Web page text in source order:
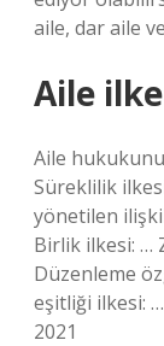
aile, dar aile
Aile
Aile
Süreklilik
yönetilen
Birlik ilkesi: …
Düzenleme
eşitliği ilkesi:
2021